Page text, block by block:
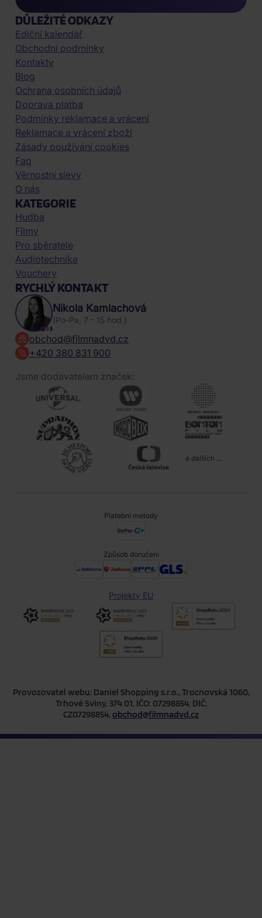
DŮLEŽITÉ ODKAZY
Ediční kalendář
Obchodní podmínky
Kontakty
Blog
Ochrana osobních údajů
Doprava platba
Podmínky reklamace a vrácení
Reklamace a vrácení zboží
Zásady používání cookies
Faq
Věrnostní slevy
O nás
KATEGORIE
Hudba
Filmy
Pro sběratele
Audiotechnika
Vouchery
RYCHLÝ KONTAKT
Nikola Kamlachová
(Po-Pa, 7 - 15 hod.)
obchod@filmnadvd.cz
+420 380 831 900
Jsme dodavatelem značek:
a dalších ...
Platební metody
Způsob doručení
Projekty EU
Provozovatel webu: Daniel Shopping s.r.o., Trocnovská 1060,
Trhové Sviny, 374 01, IČO: 07298854, DIČ:
CZ07298854, obchod@filmnadvd.cz